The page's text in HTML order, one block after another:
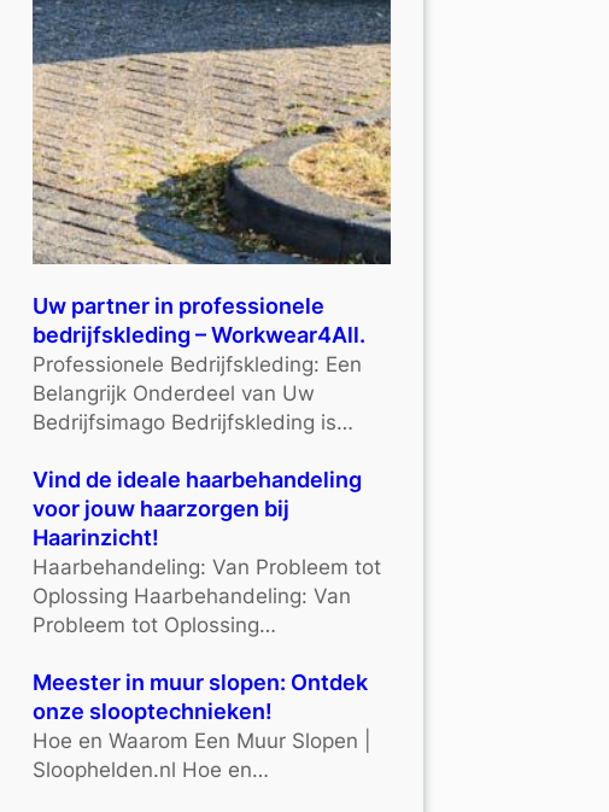
Uw partner in professionele
bedrijfskleding – Workwear4All.
Professionele Bedrijfskleding: Een
Belangrijk Onderdeel van Uw
Bedrijfsimago Bedrijfskleding is…
Vind de ideale haarbehandeling
voor jouw haarzorgen bij
Haarinzicht!
Haarbehandeling: Van Probleem tot
Oplossing Haarbehandeling: Van
Probleem tot Oplossing…
Meester in muur slopen: Ontdek
onze slooptechnieken!
Hoe en Waarom Een Muur Slopen |
Sloophelden.nl Hoe en…